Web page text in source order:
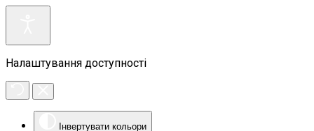
Налаштування доступності
Інвертувати кольори